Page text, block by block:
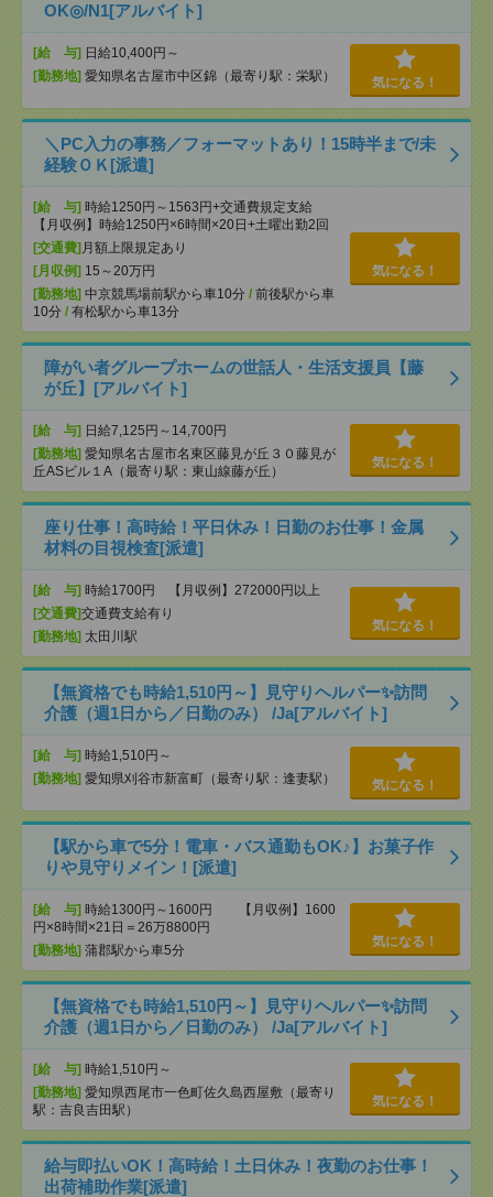
OK◎/N1[アルバイト]
[給 与] 日給10,400円～
[勤務地] 愛知県名古屋市中区錦（最寄り駅：栄駅） 気になる！
＼PC入力の事務／フォーマットあり！15時半まで/未
経験ＯＫ[派遣]
[給 与] 時給1250円～1563円+交通費規定支給
【月収例】時給1250円×6時間×20日+土曜出勤2回
[交通費] 月額上限規定あり
[月収例] 15～20万円
[勤務地] 中京競馬場前駅から車10分 / 前後駅から車
10分 / 有松駅から車13分
気になる！
障がい者グループホームの世話人・生活支援員【藤
が丘】[アルバイト]
[給 与] 日給7,125円～14,700円
[勤務地] 愛知県名古屋市名東区藤見が丘３０藤見が
丘ASビル１A（最寄り駅：東山線藤が丘）
気になる！
座り仕事！高時給！平日休み！日勤のお仕事！金属
材料の目視検査[派遣]
[給 与] 時給1700円 【月収例】272000円以上
[交通費]交通費支給有り
[勤務地] 太田川駅
気になる！
【無資格でも時給1,510円～】見守りヘルパー✨訪問
介護（週1日から／日勤のみ） /Ja[アルバイト]
[給 与] 時給1,510円～
[勤務地] 愛知県刈谷市新富町（最寄り駅：逢妻駅） 気になる！
【駅から車で5分！電車・バス通勤もOK♪】お菓子作
りや見守りメイン！[派遣]
[給 与] 時給1300円～1600円 【月収例】1600
円×8時間×21日＝26万8800円
[勤務地] 蒲郡駅から車5分
気になる！
【無資格でも時給1,510円～】見守りヘルパー✨訪問
介護（週1日から／日勤のみ） /Ja[アルバイト]
[給 与] 時給1,510円～
[勤務地] 愛知県西尾市一色町佐久島西屋敷（最寄り
駅：吉良吉田駅）
気になる！
給与即払いOK！高時給！土日休み！夜勤のお仕事！
出荷補助作業[派遣]